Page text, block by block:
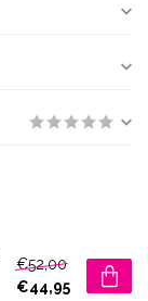
€52,00
€44,95